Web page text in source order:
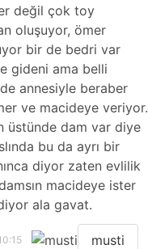
değil çok toy
oluşuyor, ömer
bir de bedri var
gideni ama belli
annesiyle beraber
ve macideye veriyor.
üstünde dam var diye
bu da ayrı bir
diyor zaten evlilik
macideye ister
ala gavat.
musti